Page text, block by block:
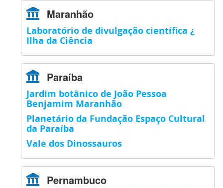
Maranhão
Laboratório de divulgação científica ¿
Ilha da Ciência
Paraíba
Jardim botânico de João Pessoa
Benjamim Maranhão
Planetário da Fundação Espaço Cultural
da Paraíba
Vale dos Dinossauros
Pernambuco